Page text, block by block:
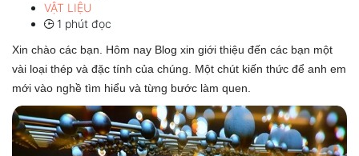
VẬT LIỆU
1 phút đọc
Xin chào các bạn. Hôm nay Blog xin giới thiệu đến các bạn một
vài loại thép và đặc tính của chúng. Một chút kiến thức để anh em
mới vào nghề tìm hiểu và từng bước làm quen.